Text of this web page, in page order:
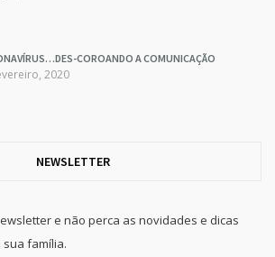
COROANDO A COMUNICAÇÃO
2020
NEWSLETTER
e não perca as novidades e dicas
família.